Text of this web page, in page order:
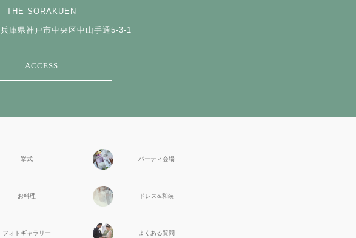
THE SORAKUEN
兵庫県神戸市中央区中山手通5-3-1
ACCESS
挙式 パーティ会場
お料理 ドレス&和装
フォト ギャラリー よくある質問